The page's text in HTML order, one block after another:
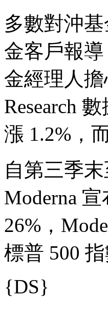
多數對沖
金客戶報
金經理人
Research
漲 1.2%，
自第三季
Moderna
26%，
標普 500
{DS}